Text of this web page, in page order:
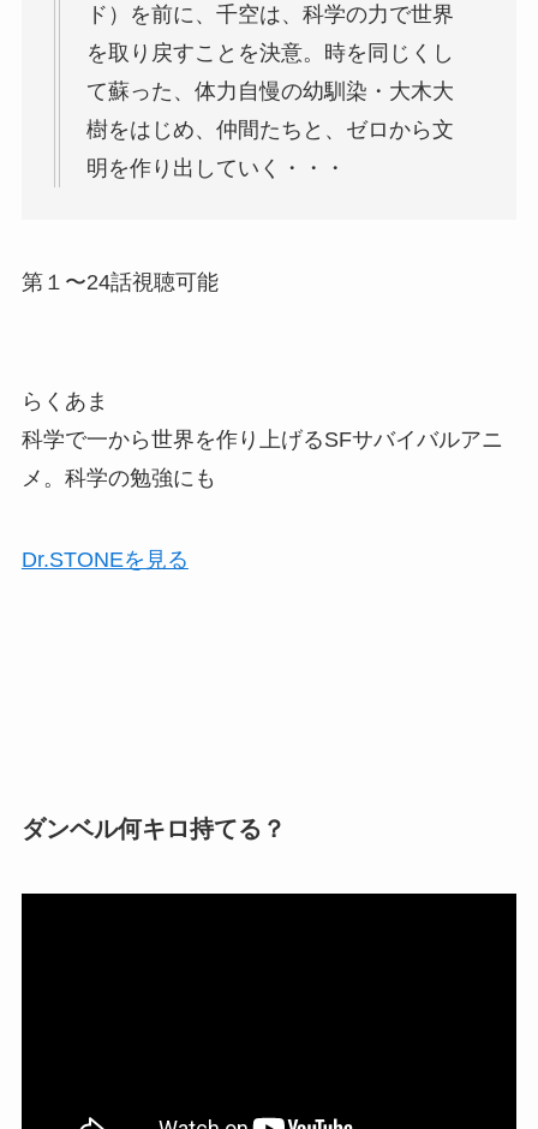
ド）を前に、千空は、科学の力で世界
を取り戻すことを決意。時を同じくし
て蘇った、体力自慢の幼馴染・大木大
樹をはじめ、仲間たちと、ゼロから文
明を作り出していく・・・
第１〜24話視聴可能
らくあま
科学で一から世界を作り上げるSFサバイバルアニ
メ。科学の勉強にも
Dr.STONEを見る
ダンベル何キロ持てる？